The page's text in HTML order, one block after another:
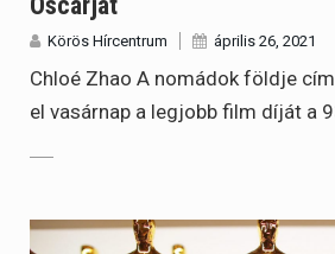
Körös Hírcentrum április 26, 2021
Chloé Zhao A nomádok földje
el vasárnap a legjobb film díját a